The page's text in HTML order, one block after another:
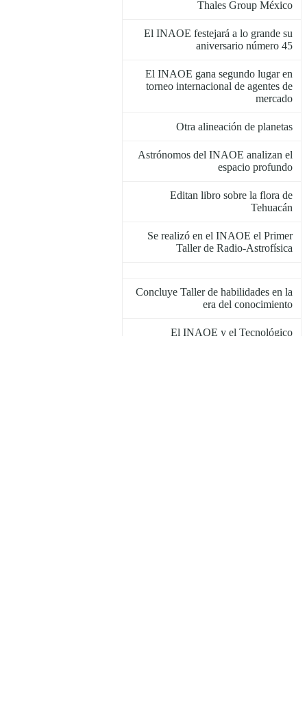
Thales Group México
El INAOE festejará a lo grande su
aniversario número 45
El INAOE gana segundo lugar en
torneo internacional de agentes de
mercado
Otra alineación de planetas
Astrónomos del INAOE analizan el
espacio profundo
Editan libro sobre la flora de
Tehuacán
Se realizó en el INAOE el Primer
Taller de Radio-Astrofísica
Concluye Taller de habilidades en la
era del conocimiento
El INAOE y el Tecnológico